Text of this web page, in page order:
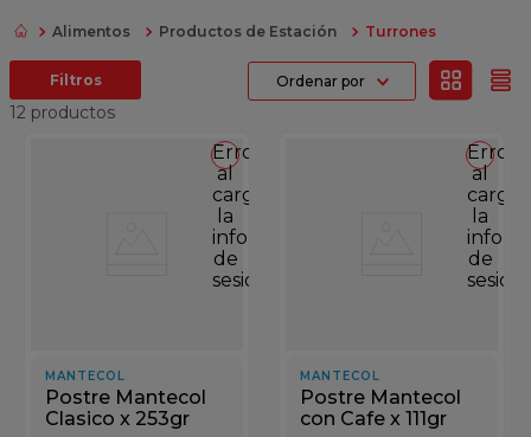
Alimentos Productos de Estación Turrones
Ordenar por
12 productos
Error
al
cargar
la
información
de
sesión
MANTECOL
Postre Mantecol
Clasico x 253gr
Error
al
cargar
la
de
sesión
MANTECOL
Postre Mantecol
con Cafe x 111gr
azucar